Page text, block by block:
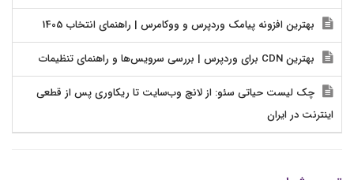
بهترین افزونه پیامک وردپرس و ووکامرس | راهنمای انتخاب 1405
بهترین CDN برای وردپرس | بررسی سرویس‌ها و راهنمای تنظیمات
چک لیست حیاتی سئو: از لانچ وب‌سایت تا ریکاوری پس از قطعی
اینترنت در ایران